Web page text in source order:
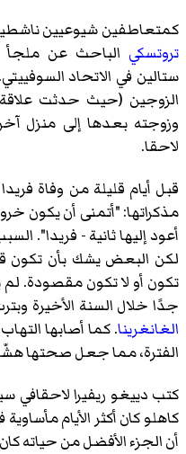
كمتعاطفين شيوعيين
تروتسكي الباحث عن
ستالين في الاتحاد
الزوجين (حيث حدثت علاقة
وزوجته بعدها إلى منزل
لاحقا.
مذكراتها: "أتمنى أن يكون
أعود إليها ثانية - فريدا".
لكن البعض يشك بأن تكون
تكون أو لا تكون مقصودة. لم
جدًا خلال السنة الأخيرة
الغانغرينا
الفترة، مما جعل صحتها
كتب دييغو ريفيرا لاحقافي
كاهلو كان أكثر الأيام
أن الجزء الأفضل من حياته